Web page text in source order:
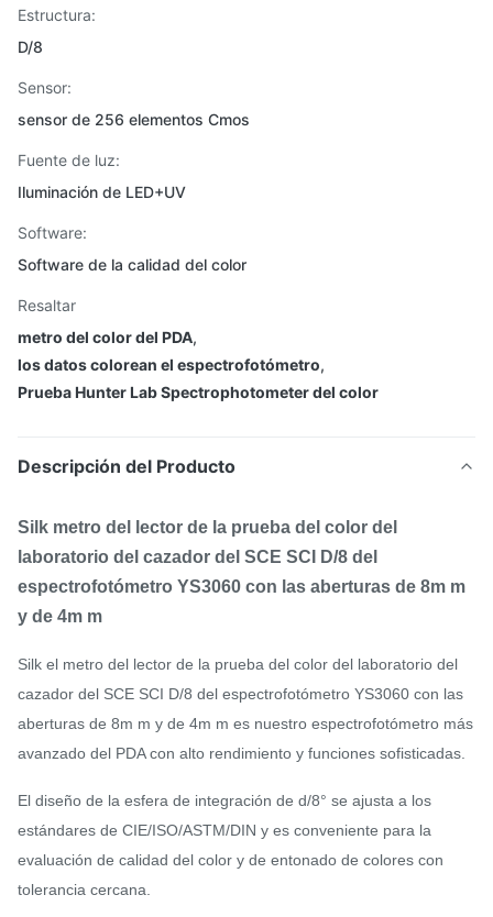
Estructura:
D/8
Sensor:
sensor de 256 elementos Cmos
Fuente de luz:
Iluminación de LED+UV
Software:
Software de la calidad del color
Resaltar
metro del color del PDA,
los datos colorean el espectrofotómetro,
Prueba Hunter Lab Spectrophotometer del color
Descripción del Producto
Silk metro del lector de la prueba del color del
laboratorio del cazador del SCE SCI D/8 del
espectrofotómetro YS3060 con las aberturas de 8m m
y de 4m m
Silk el metro del lector de la prueba del color del laboratorio del
cazador del SCE SCI D/8 del espectrofotómetro YS3060 con las
aberturas de 8m m y de 4m m es nuestro espectrofotómetro más
avanzado del PDA con alto rendimiento y funciones sofisticadas.
El diseño de la esfera de integración de d/8° se ajusta a los
estándares de CIE/ISO/ASTM/DIN y es conveniente para la
evaluación de calidad del color y de entonado de colores con
tolerancia cercana.